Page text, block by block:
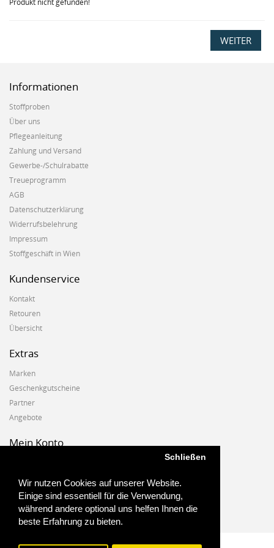
Wir nutzen Cookies auf unserer Website.
Einige sind essentiell für die Verwendung,
während andere optional uns helfen Ihnen die
beste Erfahrung zu bieten.
Schließen
Produkt nicht gefunden!
WEITER
Informationen
Stoffproben
Über uns
Pflegeanleitung
Zahlung und Versand
Gewerbe-/Schulrabatte
Treueprogramm
AGB
Datenschutzerklärung
Widerrufsbelehrung
Impressum
Stoffgeschäft in Wien
Kundenservice
Kontakt
Retouren
Übersicht
Extras
Marken
Geschenkgutscheine
Partner
Angebote
Mein Konto
Auftragshistorie
Wunschzettel
Newsletter